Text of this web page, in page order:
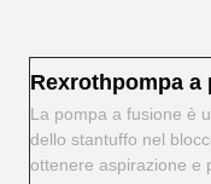
Rexrothpompa a
La pompa a fusione è
dello stantuffo nel
ottenere aspirazione e